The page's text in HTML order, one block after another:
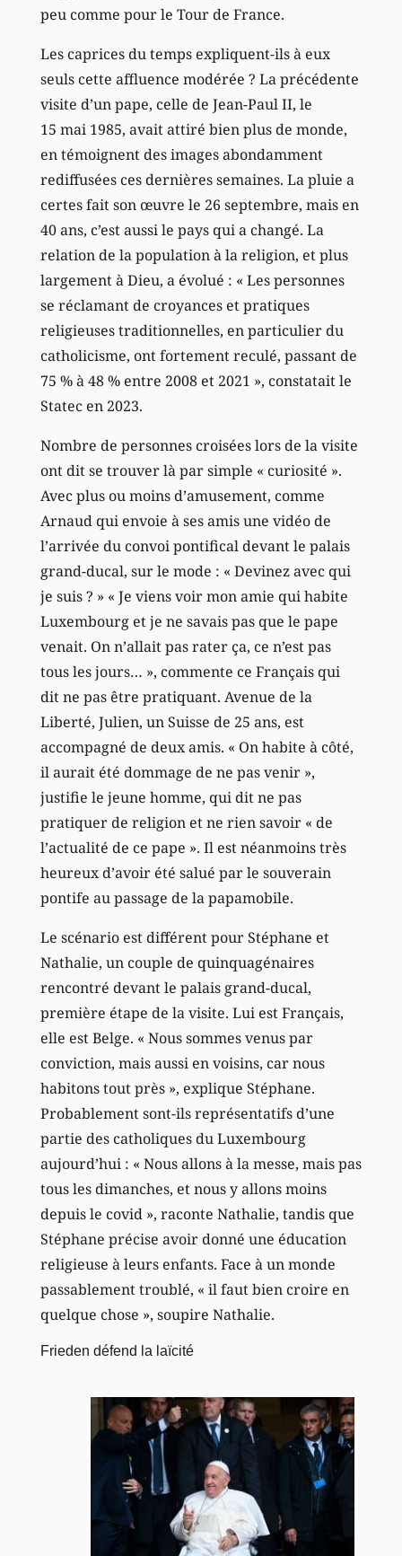
peu comme pour le Tour de France.
Les caprices du temps expliquent-ils à eux
seuls cette affluence modérée ? La précédente
visite d’un pape, celle de Jean-Paul II, le
15 mai 1985, avait attiré bien plus de monde,
en témoignent des images abondamment
rediffusées ces dernières semaines. La pluie a
certes fait son œuvre le 26 septembre, mais en
40 ans, c’est aussi le pays qui a changé. La
relation de la population à la religion, et plus
largement à Dieu, a évolué : « Les personnes
se réclamant de croyances et pratiques
religieuses traditionnelles, en particulier du
catholicisme, ont fortement reculé, passant de
75 % à 48 % entre 2008 et 2021 », constatait le
Statec en 2023.
Nombre de personnes croisées lors de la visite
ont dit se trouver là par simple « curiosité ».
Avec plus ou moins d’amusement, comme
Arnaud qui envoie à ses amis une vidéo de
l’arrivée du convoi pontifical devant le palais
grand-ducal, sur le mode : « Devinez avec qui
je suis ? » « Je viens voir mon amie qui habite
Luxembourg et je ne savais pas que le pape
venait. On n’allait pas rater ça, ce n’est pas
tous les jours… », commente ce Français qui
dit ne pas être pratiquant. Avenue de la
Liberté, Julien, un Suisse de 25 ans, est
accompagné de deux amis. « On habite à côté,
il aurait été dommage de ne pas venir »,
justifie le jeune homme, qui dit ne pas
pratiquer de religion et ne rien savoir « de
l’actualité de ce pape ». Il est néanmoins très
heureux d’avoir été salué par le souverain
pontife au passage de la papamobile.
Le scénario est différent pour Stéphane et
Nathalie, un couple de quinquagénaires
rencontré devant le palais grand-ducal,
première étape de la visite. Lui est Français,
elle est Belge. « Nous sommes venus par
conviction, mais aussi en voisins, car nous
habitons tout près », explique Stéphane.
Probablement sont-ils représentatifs d’une
partie des catholiques du Luxembourg
aujourd’hui : « Nous allons à la messe, mais pas
tous les dimanches, et nous y allons moins
depuis le covid », raconte Nathalie, tandis que
Stéphane précise avoir donné une éducation
religieuse à leurs enfants. Face à un monde
passablement troublé, « il faut bien croire en
quelque chose », soupire Nathalie.
Frieden défend la laïcité